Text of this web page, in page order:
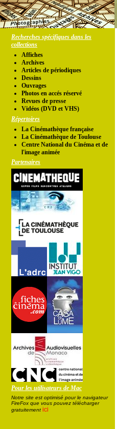
Recherches spécifiques dans les
collections
Affiches
Archives
Articles de périodiques
Dessins
Ouvrages
Photos en accés réservé
Revues de presse
Vidéos (DVD et VHS)
Répertoires
La Cinémathèque française
La Cinémathèque de Toulouse
Centre National du Cinéma et de
l'image animée
Partenaires
Pour les utilisateurs de Mac
Notre site est optimisé pour le navigateur
FireFox que vous pouvez télécharger
gratuitement ici